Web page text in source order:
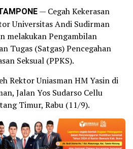
— Cegah Kekerasan
Universitas Andi Sudirman
melakukan Pengambilan
Tugas (Satgas) Pencegahan
Seksual (PPKS).
Rektor Uniasman HM Yasin di
Jalan Yos Sudarso Cellu
Timur, Rabu (11/9).